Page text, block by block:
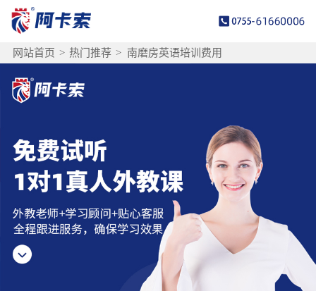
网站首页 > 热门推荐 > 南磨房英语培训费用